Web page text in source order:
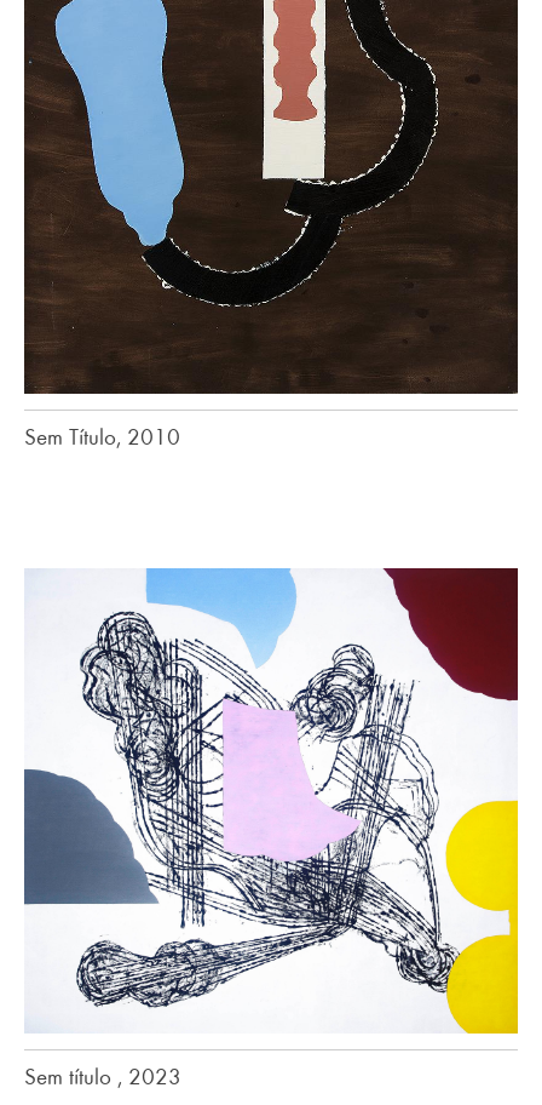
Sem Título, 2010
Sem título , 2023